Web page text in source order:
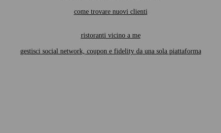
come trovare nuovi clienti
ristoranti vicino a me
gestisci social network, coupon e fidelity da una sola piattaforma